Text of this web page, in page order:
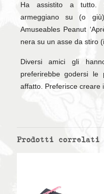
Ha assistito a tutto.
armeggiano su (o
Amuseables Peanut
nera su un asse da stiro
Diversi amici gli
preferirebbe godersi
affatto. Preferisce creare
Prodotti correlati